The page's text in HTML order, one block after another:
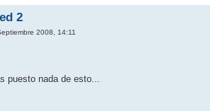
2
2008, 14:11
puesto nada de esto...